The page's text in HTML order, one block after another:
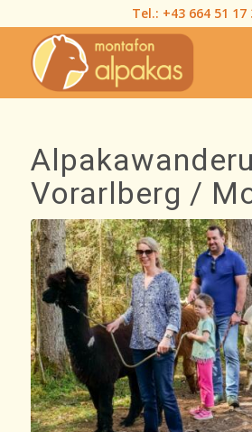
Tel.: +43 664 51 17
Vorarlberg /